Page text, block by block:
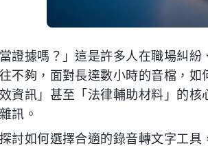
證據嗎？」這是許多人在職場糾
不夠，面對長達數小時的音檔，
資訊」甚至「法律輔助材料」的核
訊。
討如何選擇合適的錄音轉文字工